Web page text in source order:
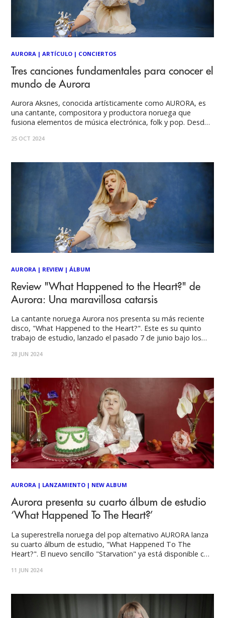
AURORA |ARTÍCULO | CONCIERTOS
Tres canciones fundamentales para conocer el
mundo de Aurora
Aurora Aksnes, conocida artísticamente como AURORA, es
una cantante, compositora y productora noruega que
fusiona elementos de música electrónica, folk y pop. Desde
etérea y su habilidad para crear atmósferas sonoras
25 OCT 2024
AURORA | REVIEW |ÁLBUM
Review "What Happened to the Heart?" de
Aurora: Una maravillosa catarsis
La cantante noruega Aurora nos presenta su más reciente
disco, "What Happened to the Heart?". Este es su quinto
trabajo de estudio, lanzado el pasado 7 de junio bajo los
álbum ha recibido muy buenos comentarios por parte de la
28 JUN 2024
AURORA | LANZAMIENTO | NEW ALBUM
Aurora presenta su cuarto álbum de estudio
‘What Happened To The Heart?’
La superestrella noruega del pop alternativo AURORA lanza
su cuarto álbum de estudio, "What Happened To The
Heart?". El nuevo sencillo "Starvation" ya está disponible con
Nicolas Rebscher, el tema lamenta el agotamiento del
11 JUN 2024